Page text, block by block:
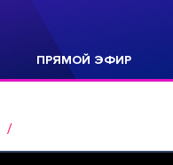
ПРЯМОЙ ЭФИР